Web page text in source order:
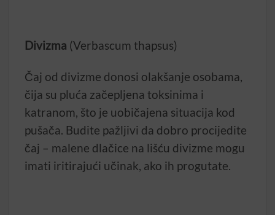
Divizma (Verbascum thapsus)
Čaj od divizme donosi olakšanje osobama,
čija su pluća začepljena toksinima i
katranom, što je uobičajena situacija kod
pušača. Budite pažljivi da dobro procijedite
čaj – malene dlačice na lišću divizme mogu
imati iritirajući učinak, ako ih progutate.